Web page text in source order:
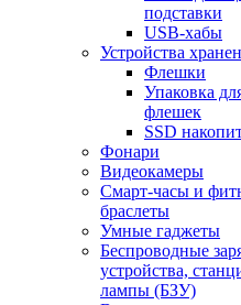
подставки
USB-хабы
Устройства
Флешки
Упаковка
флешек
SSD
Фонари
Видеокамеры
Смарт-часы и
браслеты
Умные гаджеты
Беспроводные
устройства,
лампы (БЗУ)